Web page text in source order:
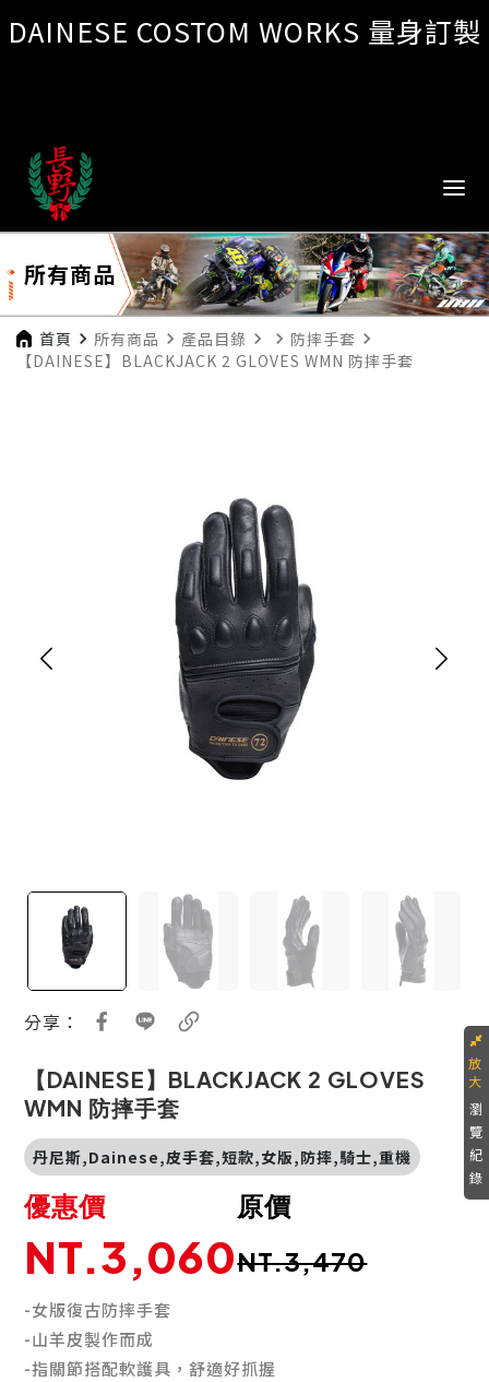
DAINESE COSTOM WORKS 量身訂製
所有商品
首頁 navigate_next 所有商品 navigate_next 產品目錄 navigate_next navigate_next 防摔手套 navigate_next
【DAINESE】BLACKJACK 2 GLOVES WMN 防摔手套
分享：
【DAINESE】BLACKJACK 2 GLOVES
WMN 防摔手套
丹尼斯,Dainese,皮手套,短款,女版,防摔,騎士,重機
原價
NT.3,470
優惠價
NT.3,060
-女版復古防摔手套
-山羊皮製作而成
-指關節搭配軟護具，舒適好抓握
瀏
覽
紀
錄